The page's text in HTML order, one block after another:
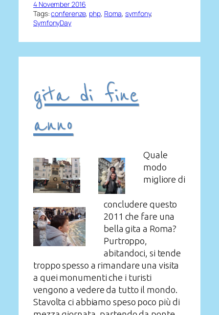
4 November 2016
Tags:conferenze, php, Roma, symfony
SymfonyDay
gita di fine
anno
Quale
modo
migliore di
concludere questo
2011 che fare una
bella gita a Roma?
Purtroppo,
abitandoci, si tende
troppo spesso a rimandare una visita
a quei monumenti che i turisti
vengono a vedere da tutto il mondo.
Stavolta ci abbiamo speso poco più di